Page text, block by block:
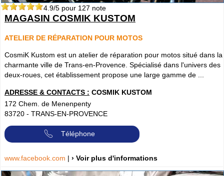
4.9/5 pour 127 note
MAGASIN COSMIK KUSTOM
ATELIER DE RÉPARATION POUR MOTOS
CosmiK Kustom est un atelier de réparation pour motos situé dans la
charmante ville de Trans-en-Provence. Spécialisé dans l'univers des
deux-roues, cet établissement propose une large gamme de ...
ADRESSE & CONTACTS : COSMIK KUSTOM
172 Chem. de Menenpenty
83720 - TRANS-EN-PROVENCE
Téléphone
www.facebook.com | › Voir plus d'informations